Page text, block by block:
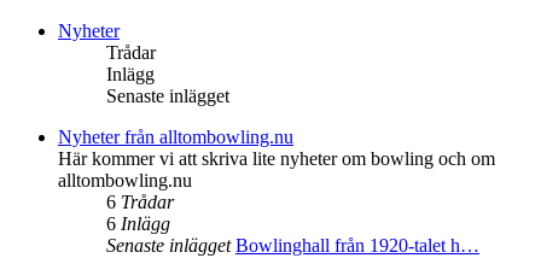
Nyheter
Trådar
Inlägg
Senaste inlägget
Nyheter från alltombowling.nu
Här kommer vi att skriva lite nyheter om bowling och om
alltombowling.nu
6 Trådar
6 Inlägg
Senaste inlägget Bowlinghall från 1920-talet h…